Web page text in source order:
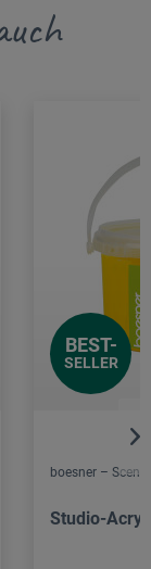
BEST-
SELLER
boesner – Scene
Studio-